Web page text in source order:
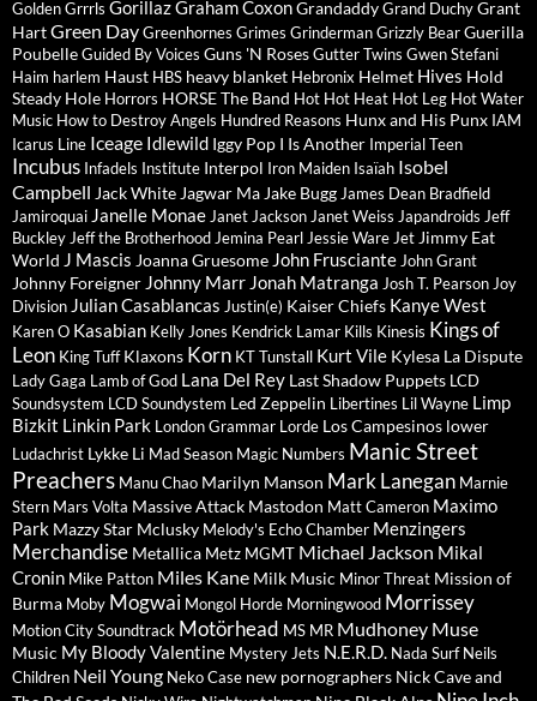
Golden Grrrls GorillazGraham CoxonGrandaddyGrand DuchyGrant
HartGreen DayGreenhornes Grimes GrindermanGrizzly BearGuerilla
PoubelleGuided By Voices Guns 'N RosesGutter Twins Gwen Stefani
Haim harlem Haust HBS heavy blanket Hebronix Helmet Hives Hold
Steady Hole Horrors HORSE The Band Hot Hot Heat Hot Leg Hot Water
Music How to Destroy Angels Hundred Reasons Hunx and His Punx IAM
Icarus Line Iceage Idlewild Iggy Pop I Is Another Imperial Teen
Incubus Infadels Institute Interpol Iron Maiden Isaïah Isobel
Campbell Jack White Jagwar Ma Jake Bugg James Dean Bradfield
Jamiroquai Janelle Monae Janet Jackson Janet Weiss Japandroids Jeff
Buckley Jeff the Brotherhood Jemina Pearl Jessie Ware Jet Jimmy Eat
World J Mascis Joanna Gruesome John Frusciante John Grant
Johnny Foreigner Johnny Marr Jonah Matranga Josh T. Pearson Joy
Division Julian Casablancas Justin(e) Kaiser Chiefs Kanye West
Karen O Kasabian Kelly Jones Kendrick Lamar Kills Kinesis Kings of
Leon King Tuff Klaxons Korn KT Tunstall Kurt Vile Kylesa La Dispute
Lady Gaga Lamb of God Lana Del Rey Last Shadow Puppets LCD
Soundsystem LCD Soundystem Led Zeppelin Libertines Lil Wayne Limp
Bizkit Linkin Park London Grammar Lorde Los Campesinos lower
Ludachrist Lykke Li Mad Season Magic Numbers Manic Street
Preachers Manu Chao Marilyn Manson Mark Lanegan Marnie
Stern Mars Volta Massive Attack Mastodon Matt Cameron Maximo
Park Mazzy Star Mclusky Melody's Echo Chamber Menzingers
Merchandise Metallica Metz MGMT Michael Jackson Mikal
Cronin Mike Patton Miles Kane Milk Music Minor Threat Mission of
Burma Moby Mogwai Mongol Horde Morningwood Morrissey
Motion City Soundtrack Motörhead MS MR Mudhoney Muse
Music My Bloody Valentine Mystery Jets N.E.R.D. Nada Surf Neils
Children Neil Young Neko Case new pornographers Nick Cave and